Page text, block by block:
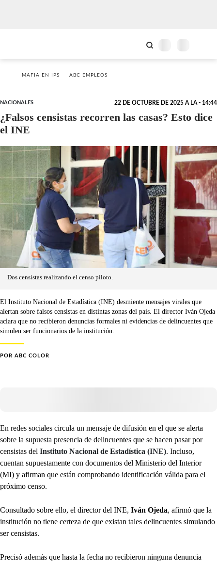
MAFIA EN IPS ABC EMPLEOS
NACIONALES 22 DE OCTUBRE DE 2025 A LA - 14:44
¿Falsos censistas recorren las casas? Esto dice
el INE
Dos censistas realizando el censo piloto.
El Instituto Nacional de Estadística (INE) desmiente mensajes virales que
alertan sobre falsos censistas en distintas zonas del país. El director Iván Ojeda
aclara que no recibieron denuncias formales ni evidencias de delincuentes que
simulen ser funcionarios de la institución.
POR ABC COLOR
En redes sociales circula un mensaje de difusión en el que se alerta
sobre la supuesta presencia de delincuentes que se hacen pasar por
censistas del Instituto Nacional de Estadística (INE). Incluso,
cuentan supuestamente con documentos del Ministerio del Interior
(MI) y afirman que están comprobando identificación válida para el
próximo censo.
Consultado sobre ello, el director del INE, Iván Ojeda, afirmó que la
institución no tiene certeza de que existan tales delincuentes simulando
ser censistas.
Precisó además que hasta la fecha no recibieron ninguna denuncia